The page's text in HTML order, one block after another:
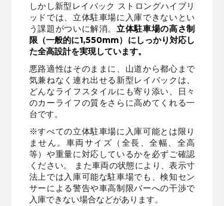
しかし新型レイバック ストロングハイブリ
ッドでは、立体駐車場に入庫できないとい
う課題がついに解消。立体駐車場の高さ制
限（一般的に1,550mm）にしっかり対応し
た全高設計を実現しています。
悪路適性はそのままに、山道から都心まで
気兼ねなく連れ出せる新型レイバックは、
どんなライフスタイルにも寄り添い、日々
のカーライフの質をさらに高めてくれる一
台です。
※すべての立体駐車場に入庫可能とは限り
ません。車両サイズ（全長、全幅、全高
等）や重量に対応しているかを必ずご確認
ください。 また車両の状態により、表示寸
法上では入庫可能な駐車場でも、検知セン
サーによる警告や車高制限バーへの干渉で
入庫できない場合などがあります。